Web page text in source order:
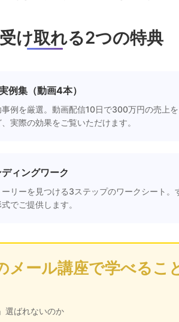
け取れる2つの特典
例集（動画4本）
例を厳選。動画配信10日で300万円の売上を
実際の効果をご覧いただけます。
ィングワーク
リーを見つける3ステップのワークシート。
でご提供します。
メール講座で学べるこ
選ばれないのか